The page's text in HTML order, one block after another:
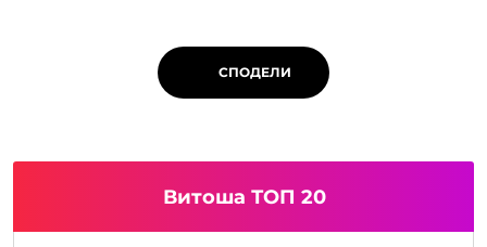
СПОДЕЛИ
Витоша ТОП 20